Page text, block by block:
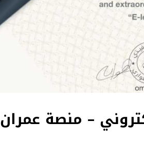
– منصة عمران